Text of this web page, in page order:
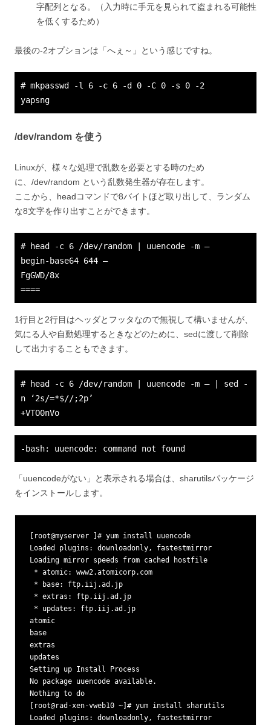
字配列となる。（入力時に手元を見られて盗まれる可能性
を低くするため）
最後の-2オプションは「へぇ～」という感じですね。
# mkpasswd -l 6 -c 6 -d 0 -C 0 -s 0 -2
yapsng
/dev/random を使う
Linuxが、様々な処理で乱数を必要とする時のため
に、/dev/random という乱数発生器が存在します。
ここから、headコマンドで8バイトほど取り出して、ランダム
な8文字を作り出すことができます。
# head -c 6 /dev/random | uuencode -m –
begin-base64 644 –
FgGWD/8x
====
1行目と2行目はヘッダとフッタなので無視して構いませんが、
気にる人や自動処理するときなどのために、sedに渡して削除
して出力することもできます。
# head -c 6 /dev/random | uuencode -m – | sed -
n ‘2s/=*$//;2p’
+VTO0nVo
-bash: uuencode: command not found
「uuencodeがない」と表示される場合は、sharutilsパッケージ
をインストールします。
Loaded plugins: downloadonly, fastestmirror
Loading mirror speeds from cached hostfile
* atomic: www2.atomicorp.com
* base: ftp.iij.ad.jp
* extras: ftp.iij.ad.jp
* updates: ftp.iij.ad.jp
atomic
base
extras
updates
Setting up Install Process
No package uuencode available.
Nothing to do
[root@rad-xen-vweb10 ~]# yum install sharutils
Loaded plugins: downloadonly, fastestmirror